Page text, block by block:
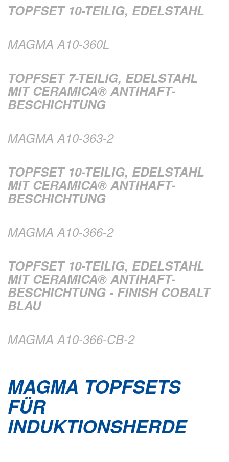
TOPFSET 10-TEILIG, EDELSTAHL
MAGMA A10-360L
TOPFSET 7-TEILIG, EDELSTAHL
MIT CERAMICA® ANTIHAFT-
BESCHICHTUNG
MAGMA A10-363-2
TOPFSET 10-TEILIG, EDELSTAHL
MIT CERAMICA® ANTIHAFT-
BESCHICHTUNG
MAGMA A10-366-2
TOPFSET 10-TEILIG, EDELSTAHL
MIT CERAMICA® ANTIHAFT-
BESCHICHTUNG - FINISH COBALT
BLAU
MAGMA A10-366-CB-2
MAGMA TOPFSETS
FÜR
INDUKTIONSHERDE